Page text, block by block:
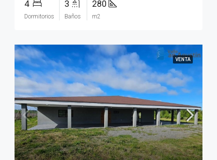
4
Dormitorios
3
Baños
280
m2
VENTA